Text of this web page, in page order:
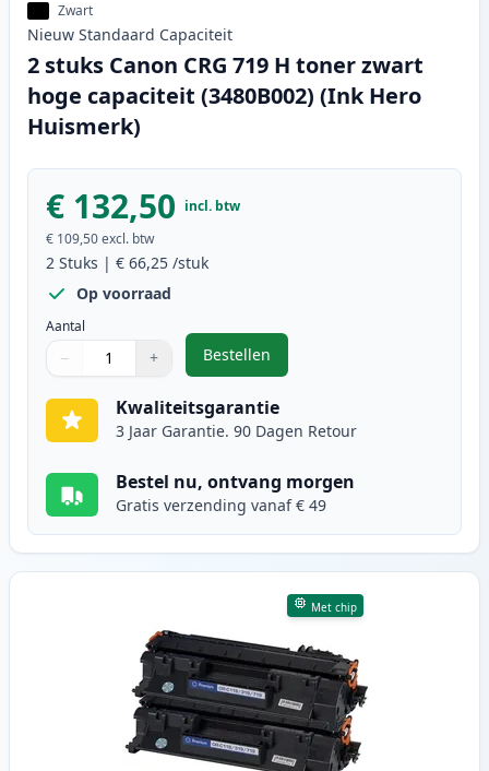
Zwart
Nieuw Standaard Capaciteit
2 stuks Canon CRG 719 H toner zwart
hoge capaciteit (3480B002) (Ink Hero
Huismerk)
€ 132,50 incl. btw
€ 109,50excl. btw
2 Stuks | € 66,25 /stuk
Op voorraad
Aantal
Gebruik de knoppen om aan te passen
− +
1
Bestellen
,2 stuks Canon CRG 719 H toner
Kwaliteitsgarantie
3 Jaar Garantie. 90 Dagen Retour
Bestel nu, ontvang morgen
Gratis verzending vanaf € 49
Met chip